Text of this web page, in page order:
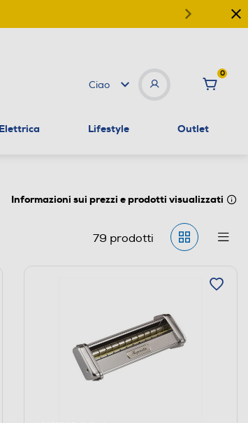
Ciao
0
Lifestyle Outlet
Informazioni sui prezzi e prodotti visualizzati
79 prodotti